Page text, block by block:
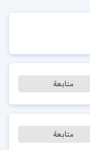
متابعة
متابعة